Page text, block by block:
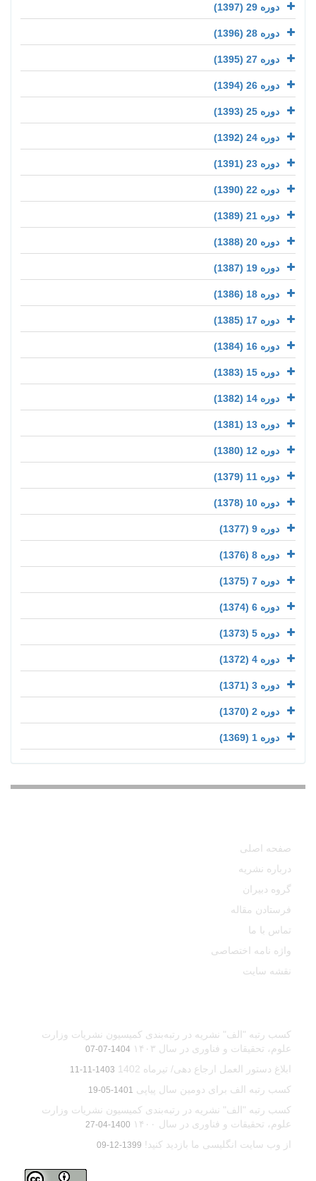
دوره 29 (1397)
دوره 28 (1396)
دوره 27 (1395)
دوره 26 (1394)
دوره 25 (1393)
دوره 24 (1392)
دوره 23 (1391)
دوره 22 (1390)
دوره 21 (1389)
دوره 20 (1388)
دوره 19 (1387)
دوره 18 (1386)
دوره 17 (1385)
دوره 16 (1384)
دوره 15 (1383)
دوره 14 (1382)
دوره 13 (1381)
دوره 12 (1380)
دوره 11 (1379)
دوره 10 (1378)
دوره 9 (1377)
دوره 8 (1376)
دوره 7 (1375)
دوره 6 (1374)
دوره 5 (1373)
دوره 4 (1372)
دوره 3 (1371)
دوره 2 (1370)
دوره 1 (1369)
صفحه اصلی
درباره نشریه
گروه دبیران
فرستادن مقاله
تماس با ما
واژه نامه اختصاصی
نقشه سایت
کسب رتبه "الف" نشریه در رتبه‌بندی کمیسیون نشریات وزارت
علوم، تحقیقات و فناوری در سال ۱۴۰۳
1404-07-07
ابلاغ دستور العمل ارجاع دهی/ تیرماه 1402 1403-11-11
کسب رتبه الف برای دومین سال پیاپی 1401-05-19
کسب رتبه "الف" نشریه در رتبه‌بندی کمیسیون نشریات وزارت
علوم، تحقیقات و فناوری در سال ۱۴۰۰
1400-04-27
از وب سایت انگلیسی ما بازدید کنید! 1399-12-09